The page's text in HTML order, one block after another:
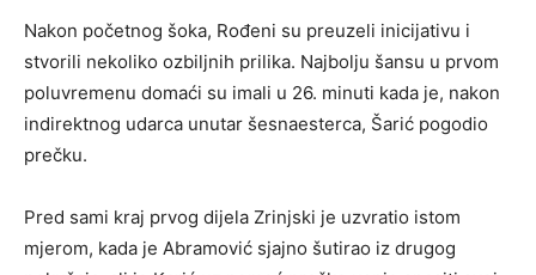
Nakon početnog šoka, Rođeni su preuzeli inicijativu i
stvorili nekoliko ozbiljnih prilika. Najbolju šansu u prvom
poluvremenu domaći su imali u 26. minuti kada je, nakon
indirektnog udarca unutar šesnaesterca, Šarić pogodio
prečku.
Pred sami kraj prvog dijela Zrinjski je uzvratio istom
mjerom, kada je Abramović sjajno šutirao iz drugog